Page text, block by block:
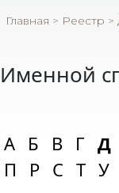
Главная > Реестр >
Именной
А Б В Г Д
П
Р С Т У